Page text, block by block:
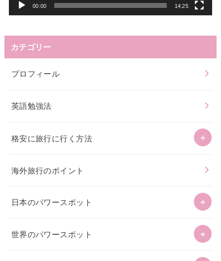
00:00 14:25
カテゴリー
プロフィール
英語勉強法
格安に旅行に行く方法
海外旅行のポイント
日本のパワースポット
世界のパワースポット